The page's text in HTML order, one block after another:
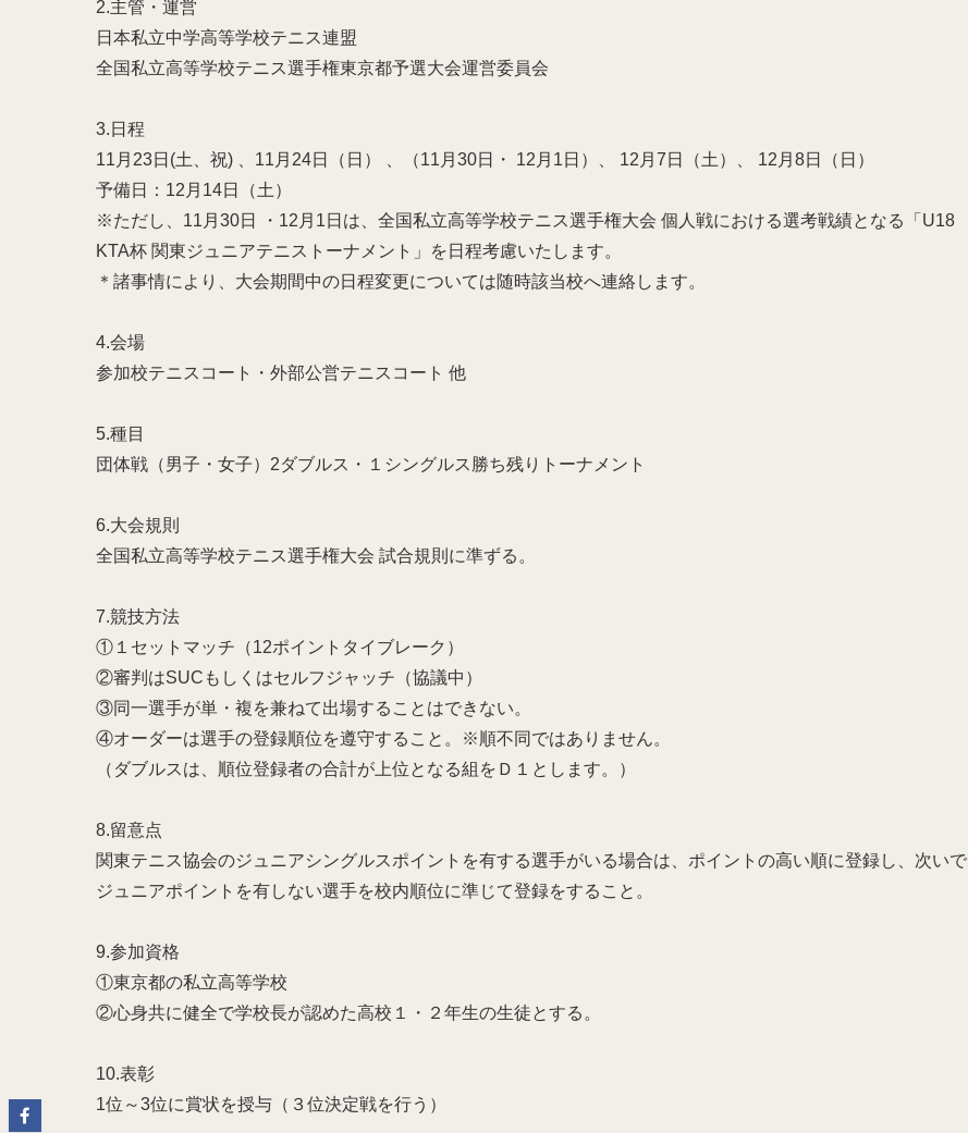
2.主管・運営
日本私立中学高等学校テニス連盟
全国私立高等学校テニス選手権東京都予選大会運営委員会
3.日程
11月23日(土、祝) 、11月24日（日） 、（11月30日・ 12月1日）、 12月7日（土）、 12月8日（日）
予備日：12月14日（土）
※ただし、11月30日 ・12月1日は、全国私立高等学校テニス選手権大会 個人戦における選考戦績となる「U18
KTA杯 関東ジュニアテニストーナメント」を日程考慮いたします。
＊諸事情により、大会期間中の日程変更については随時該当校へ連絡します。
4.会場
参加校テニスコート・外部公営テニスコート 他
5.種目
団体戦（男子・女子）2ダブルス・１シングルス勝ち残りトーナメント
6.大会規則
全国私立高等学校テニス選手権大会 試合規則に準ずる。
7.競技方法
①１セットマッチ（12ポイントタイブレーク）
②審判はSUCもしくはセルフジャッチ（協議中）
③同一選手が単・複を兼ねて出場することはできない。
④オーダーは選手の登録順位を遵守すること。※順不同ではありません。
（ダブルスは、順位登録者の合計が上位となる組をＤ１とします。）
8.留意点
関東テニス協会のジュニアシングルスポイントを有する選手がいる場合は、ポイントの高い順に登録し、次いで
ジュニアポイントを有しない選手を校内順位に準じて登録をすること。
9.参加資格
①東京都の私立高等学校
②心身共に健全で学校長が認めた高校１・２年生の生徒とする。
10.表彰
1位～3位に賞状を授与（３位決定戦を行う）